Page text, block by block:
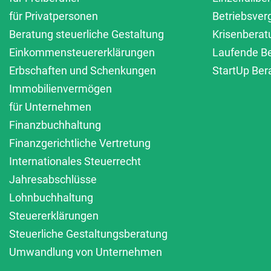
für Privatpersonen
Beratung steuerliche Gestaltung
Einkommensteuererklärungen
Erbschaften und Schenkungen
Immobilienvermögen
für Unternehmen
Finanzbuchhaltung
Finanzgerichtliche Vertretung
Internationales Steuerrecht
Jahresabschlüsse
Lohnbuchhaltung
Steuererklärungen
Steuerliche Gestaltungsberatung
Umwandlung von Unternehmen
Laufende
StartUp